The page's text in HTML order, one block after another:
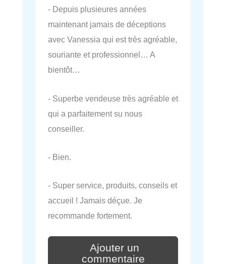
- Depuis plusieures années
maintenant jamais de déceptions
avec Vanessia qui est très agréable,
souriante et professionnel… A
bientôt…
- Superbe vendeuse très agréable et
qui a parfaitement su nous
conseiller.
- Bien.
- Super service, produits, conseils et
accueil ! Jamais déçue. Je
recommande fortement.
Ajouter un
commentaire